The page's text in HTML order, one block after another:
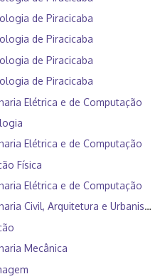
de Piracicaba
de Piracicaba
de Piracicaba
de Piracicaba
Elétrica e de Computação
Elétrica e de Computação
Física
Elétrica e de Computação
Civil, Arquitetura e Urbanismo
Mecânica